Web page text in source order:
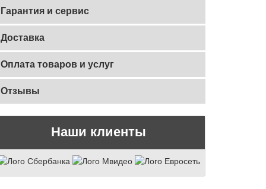
Гарантия и сервис
Доставка
Оплата товаров и услуг
Отзывы
Наши клиенты